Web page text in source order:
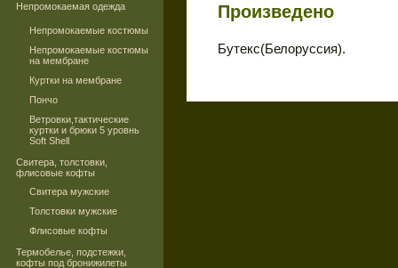
Непромокаемая одежда
Непромокаемые костюмы
Непромокаемые костюмы
на мембране
Куртки на мембране
Пончо
Ветровки,тактические
куртки и брюки 5 уровнь
Soft Shell
Свитера, толстовки,
флисовые кофты
Свитера мужские
Толстовки мужские
Флисовые кофты
Термобелье, подстежки,
кофты под бронижилеты
Произведено
Бутекс(Белоруссия).